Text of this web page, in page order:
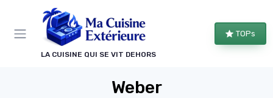
LA CUISINE QUI SE VIT DEHORS
TOPs
Weber
Panneau de gestion des cookies